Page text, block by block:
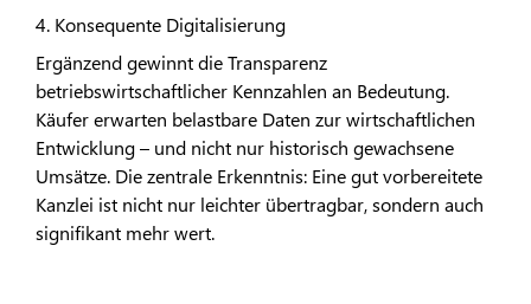
4. Konsequente Digitalisierung
Ergänzend gewinnt die Transparenz
betriebswirtschaftlicher Kennzahlen an Bedeutung.
Käufer erwarten belastbare Daten zur wirtschaftlichen
Entwicklung – und nicht nur historisch gewachsene
Umsätze. Die zentrale Erkenntnis: Eine gut vorbereitete
Kanzlei ist nicht nur leichter übertragbar, sondern auch
signifikant mehr wert.